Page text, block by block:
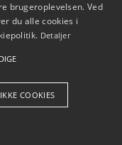
at spare på
Aps
brugeroplevelsen. Ved
du alle cookies i
Detaljer
COOKIES